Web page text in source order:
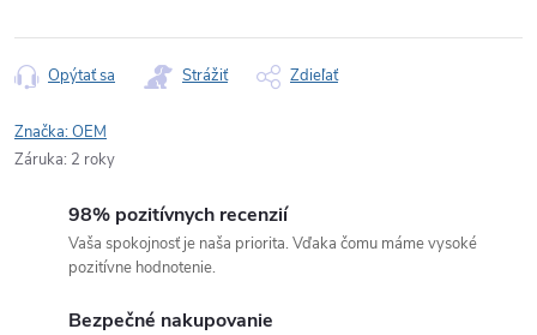
cena:
Opýtať sa Strážiť Zdieľať
Značka:OEM
Záruka: 2 roky
98% pozitívnych recenzií
Vaša spokojnosť je naša priorita. Vďaka čomu máme vysoké
pozitívne hodnotenie.
Bezpečné nakupovanie